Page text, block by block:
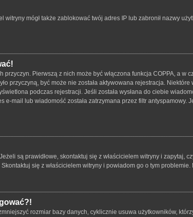
witryny mógł także zablokować twój adres IP lub zabronił nazwy
Pierwszą z nich może być włączona funkcja COPPA, a w
przyczyną, być może nie została aktywowana rejestracja.
podczas rejestracji. Jeśli została wysłana do ciebie
mail lub wiadomość została zatrzymana przez filtr
są prawidłowe, skontaktuj się z właścicielem witryny i zapytaj,
się z właścicielem witryny i powiadom go o tym problemie.
rozmiar bazy danych, cyklicznie usuwa użytkowników,